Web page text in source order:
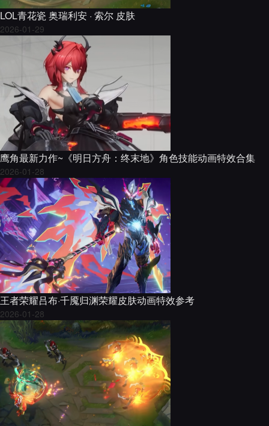
LOL青花瓷 奥瑞利安 · 索尔 皮肤
2026-01-29
鹰角最新力作~《明日方舟：终末地》角色技能动画特效合集
2026-01-28
王者荣耀吕布·千魇归渊荣耀皮肤动画特效参考
2026-01-28